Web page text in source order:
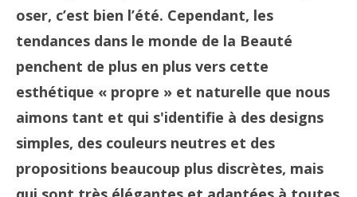
oser, c’est bien l’été. Cependant, les
tendances dans le monde de la Beauté
penchent de plus en plus vers cette
esthétique « propre » et naturelle que nous
aimons tant et qui s'identifie à des designs
simples, des couleurs neutres et des
propositions beaucoup plus discrètes, mais